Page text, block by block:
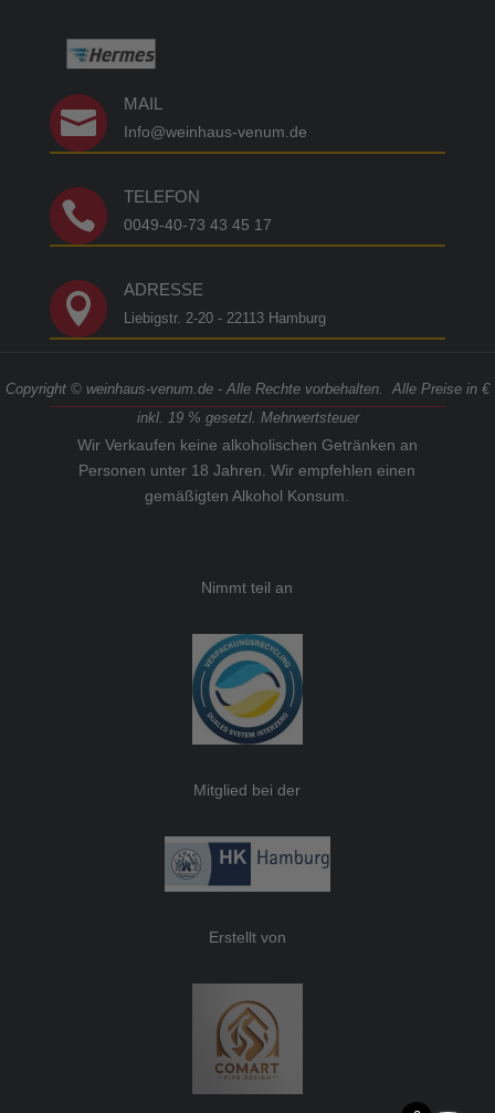

MAIL
Info@weinhaus-venum.de

TELEFON
0049-40-73 43 45 17

ADRESSE
Liebigstr. 2-20 - 22113 Hamburg
Copyright © weinhaus-venum.de - Alle Rechte vorbehalten. Alle Preise in €
inkl. 19 % gesetzl. Mehrwertsteuer
Wir Verkaufen keine alkoholischen Getränken an
Personen unter 18 Jahren. Wir empfehlen einen
gemäßigten Alkohol Konsum.
Nimmt teil an
Mitglied bei der
Erstellt von